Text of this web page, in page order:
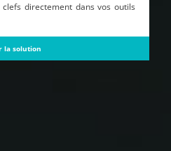
directement dans vos outils
la solution